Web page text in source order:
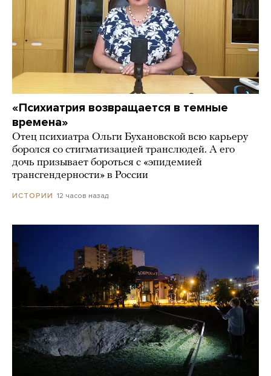
«Психиатрия возвращается в темные
времена»
Отец психиатра Ольги Бухановской всю карьеру
боролся со стигматизацией транслюдей. А его
дочь призывает бороться с «эпидемией
трансгендерности» в России
ИСТОРИИ 12 часов назад